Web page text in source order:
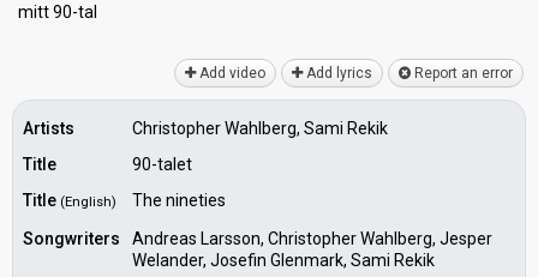
mitt 90-tаl
Add video Add lyrics Report an error
Artists
Christopher Wahlberg, Sami Rekik
Title
90-talet
Title (English)
The nineties
Songwriters
Andreas Larsson, Christopher Wahlberg, Jesper
Welander, Josefin Glenmark, Sami Rekik